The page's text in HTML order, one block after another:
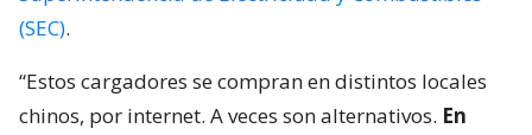
(SEC).
“Estos cargadores se compran en distintos locales
chinos, por internet. A veces son alternativos. En